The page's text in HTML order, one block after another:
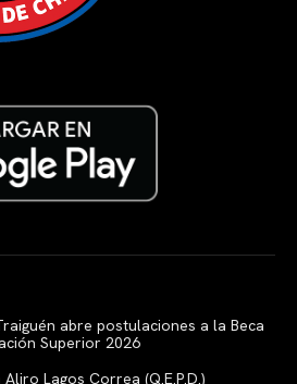
abre postulaciones a la Beca
Superior 2026
Lagos Correa (Q.E.P.D.)